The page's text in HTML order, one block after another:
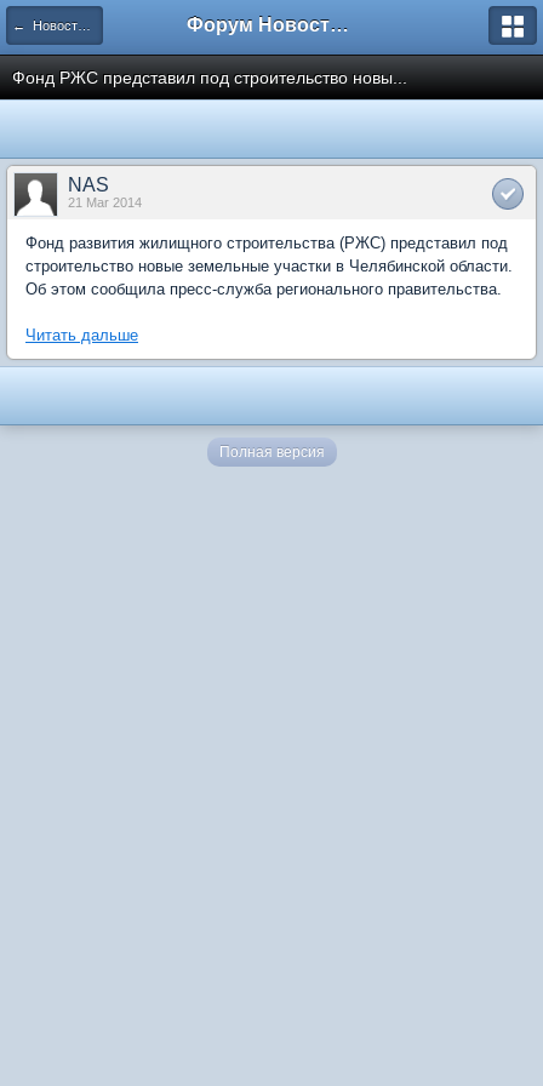
← Новости рынка недвижимости Форум Новостройки
Фонд РЖС представил под строительство новы...
NAS
21 Mar 2014
Фонд развития жилищного строительства (РЖС) представил под
строительство новые земельные участки в Челябинской области.
Об этом сообщила пресс-служба регионального правительства.
Читать дальше
Полная версия